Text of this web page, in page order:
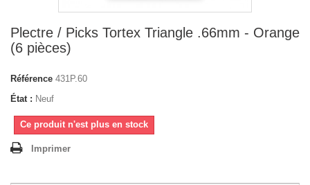
Plectre / Picks Tortex Triangle .66mm - Orange
(6 pièces)
Référence 431P.60
État : Neuf
Ce produit n'est plus en stock
Imprimer